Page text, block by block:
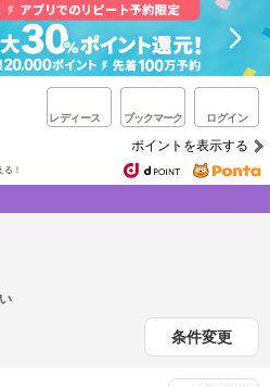
レディース ブックマーク ログイン
ポイントを表示する
る！
条件変更